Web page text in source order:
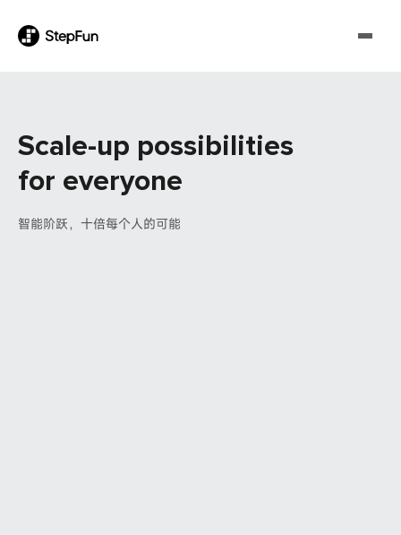
Scale-up possibilities
for everyone
智能阶跃，十倍每个人的可能